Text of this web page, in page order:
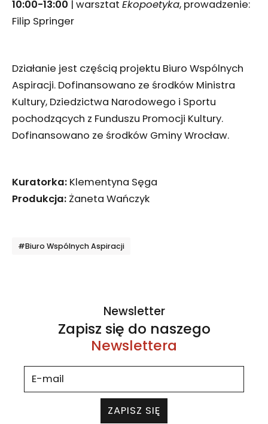
10:00-13:00 | warsztat Ekopoetyka, prowadzenie:
Filip Springer
Działanie jest częścią projektu Biuro Wspólnych
Aspiracji. Dofinansowano ze środków Ministra
Kultury, Dziedzictwa Narodowego i Sportu
pochodzących z Funduszu Promocji Kultury.
Dofinansowano ze środków Gminy Wrocław.
Kuratorka: Klementyna Sęga
Produkcja: Żaneta Wańczyk
#Biuro Wspólnych Aspiracji
Newsletter
Zapisz się do naszego
Newslettera
ZAPISZ SIĘ